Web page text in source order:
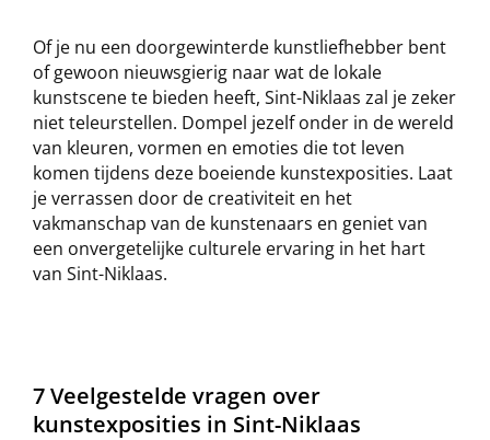
Of je nu een doorgewinterde kunstliefhebber bent
of gewoon nieuwsgierig naar wat de lokale
kunstscene te bieden heeft, Sint-Niklaas zal je zeker
niet teleurstellen. Dompel jezelf onder in de wereld
van kleuren, vormen en emoties die tot leven
komen tijdens deze boeiende kunstexposities. Laat
je verrassen door de creativiteit en het
vakmanschap van de kunstenaars en geniet van
een onvergetelijke culturele ervaring in het hart
van Sint-Niklaas.
7 Veelgestelde vragen over
kunstexposities in Sint-Niklaas